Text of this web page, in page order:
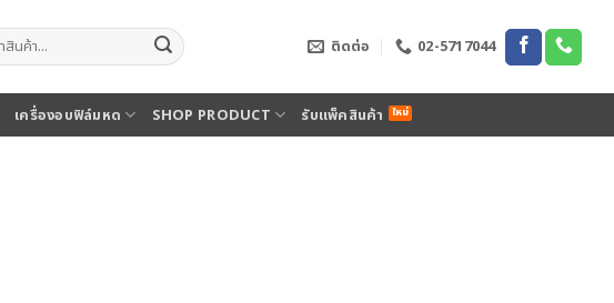
ติดต่อ 02-5717044
เครื่องอบฟิล์มหด SHOP PRODUCT รับแพ็คสินค้า